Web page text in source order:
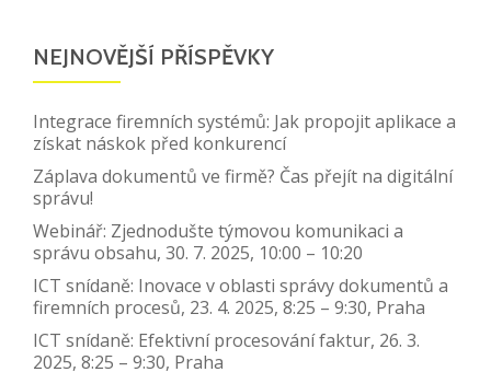
NEJNOVĚJŠÍ PŘÍSPĚVKY
Integrace firemních systémů: Jak propojit aplikace a
získat náskok před konkurencí
Záplava dokumentů ve firmě? Čas přejít na digitální
správu!
Webinář: Zjednodušte týmovou komunikaci a
správu obsahu, 30. 7. 2025, 10:00 – 10:20
ICT snídaně: Inovace v oblasti správy dokumentů a
firemních procesů, 23. 4. 2025, 8:25 – 9:30, Praha
ICT snídaně: Efektivní procesování faktur, 26. 3.
2025, 8:25 – 9:30, Praha